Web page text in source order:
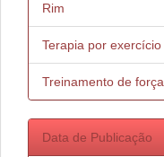
Rim
Terapia por exercício
Treinamento de força
Data de Publicação